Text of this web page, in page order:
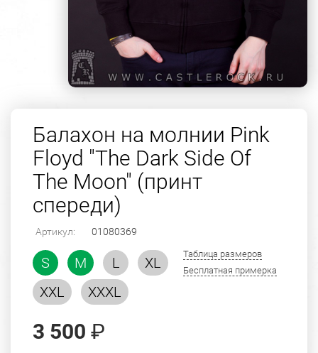
Балахон на молнии Pink
Floyd "The Dark Side Of
The Moon" (принт
спереди)
Артикул: 01080369
S M L
XL
XXL
XXXL
Таблица размеров
Бесплатная примерка
3 500 ₽